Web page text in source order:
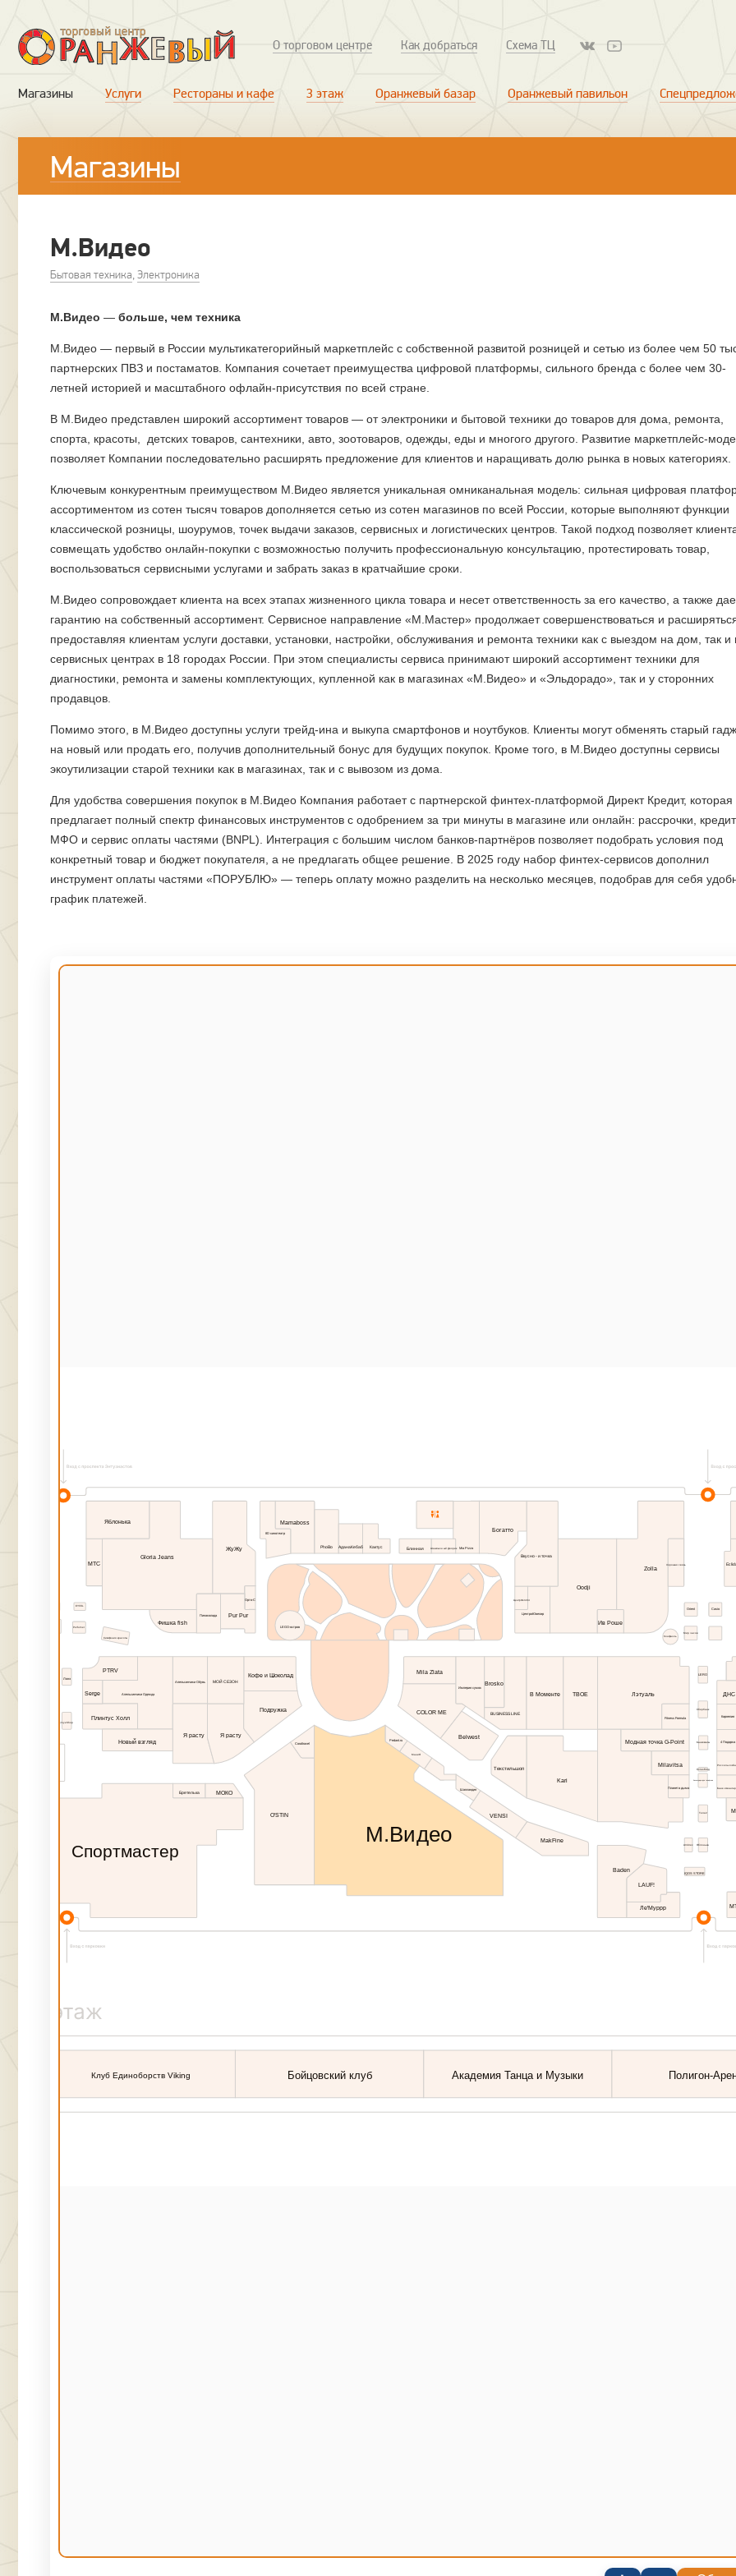
О торговом центре Как добраться Схема ТЦ
Магазины Услуги Рестораны и кафе 3 этаж Оранжевый базар Оранжевый павильон
Магазины
М.Видео
Бытовая техника,Электроника
М.Видео — больше, чем техника
М.Видео — первый в России мультикатегорийный маркетплейс с собственной развитой розницей и сетью из более чем 50
партнерских ПВЗ и постаматов. Компания сочетает преимущества цифровой платформы, сильного бренда с более чем 30-
летней историей и масштабного офлайн-присутствия по всей стране.
В М.Видео представлен широкий ассортимент товаров — от электроники и бытовой техники до товаров для дома, ремонта,
спорта, красоты, детских товаров, сантехники, авто, зоотоваров, одежды, еды и многого другого. Развитие маркетплейс-
позволяет Компании последовательно расширять предложение для клиентов и наращивать долю рынка в новых категориях.
Ключевым конкурентным преимуществом М.Видео является уникальная омниканальная модель: сильная цифровая
ассортиментом из сотен тысяч товаров дополняется сетью из сотен магазинов по всей России, которые выполняют функции
классической розницы, шоурумов, точек выдачи заказов, сервисных и логистических центров. Такой подход позволяет
совмещать удобство онлайн-покупки с возможностью получить профессиональную консультацию, протестировать товар,
воспользоваться сервисными услугами и забрать заказ в кратчайшие сроки.
М.Видео сопровождает клиента на всех этапах жизненного цикла товара и несет ответственность за его качество, а также
гарантию на собственный ассортимент. Сервисное направление «М.Мастер» продолжает совершенствоваться и
предоставляя клиентам услуги доставки, установки, настройки, обслуживания и ремонта техники как с выездом на дом, так и
сервисных центрах в 18 городах России. При этом специалисты сервиса принимают широкий ассортимент техники для
диагностики, ремонта и замены комплектующих, купленной как в магазинах «М.Видео» и «Эльдорадо», так и у сторонних
продавцов.
Помимо этого, в М.Видео доступны услуги трейд-ина и выкупа смартфонов и ноутбуков. Клиенты могут обменять старый
на новый или продать его, получив дополнительный бонус для будущих покупок. Кроме того, в М.Видео доступны сервисы
экоутилизации старой техники как в магазинах, так и с вывозом из дома.
Для удобства совершения покупок в М.Видео Компания работает с партнерской финтех-платформой Директ Кредит, которая
предлагает полный спектр финансовых инструментов с одобрением за три минуты в магазине или онлайн: рассрочки,
МФО и сервис оплаты частями (BNPL). Интеграция с большим числом банков-партнёров позволяет подобрать условия под
конкретный товар и бюджет покупателя, а не предлагать общее решение. В 2025 году набор финтех-сервисов дополнил
инструмент оплаты частями «ПОРУБЛЮ» — теперь оплату можно разделить на несколько месяцев, подобрав для себя
график платежей.
Спортмастер
Бретелька МОКО
O′STIN
Coraltravel
Baden
LAUF!
Ле'Муррр
VENSI
Шапландия
MakFine
МаниЯ
Pedant.ru
М.Видео
МТС
Яблонька
8D кинотеатр
Mamaboss
PhoBo АданаКебаб Кактус Блинная Шашлычный Дворик Mia Pizza
Богатто
Вкусно - и точка
ЦентрФото64
ЦентроЮвелир
Oodji
Zolla
Хорошая связь
Теле2
Яблонька
Ambrex
IQOS STORE
Ив Роше
ЖуЖу
Орто-С
Pur Pur
Пинаколада
Gloria Jeans
Фишка fish
EYFEL
Симфония красоты
Perfumer
Orient Casio
Мир часов
Лонэ
JoyeShop
PTRV
Апельсинчики Обувь
Апельсинчики Одежда
Я расту Я расту
Подружка
Кофе и Шоколад
COLOR ME
Mila Zlata
Империя сумок
Brosko
BUSINESS LINE
В Моменте ТВОЕ Лэтуаль
Fitness Formula
Модная точка G-Point
Milavitsa
Планета дыма
Карнелия
ДНС
4 Подарка
Банк
Kari
Текстильшоп
Belwest
Плинтус Холл
Новый взгляд
Serge
МОЙ СЕЗОН
LERO
Академия Танца и Музыки Полигон-
Бойцовский клуб
Клуб Единоборств Viking
Сбербанк
Согаз-Мед
Аксессуары для телефона
Банкоматы
LEGO-остров
Конфаэль